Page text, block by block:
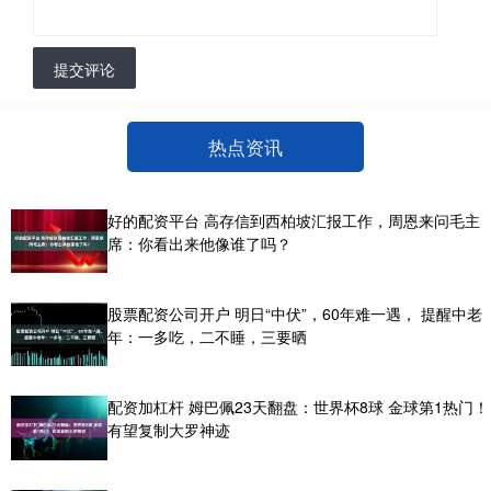
提交评论
热点资讯
好的配资平台 高存信到西柏坡汇报工作，周恩来问毛主
席：你看出来他像谁了吗？
股票配资公司开户 明日“中伏”，60年难一遇， 提醒中老
年：一多吃，二不睡，三要晒
配资加杠杆 姆巴佩23天翻盘：世界杯8球 金球第1热门！
有望复制大罗神迹